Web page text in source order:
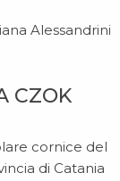
Alessandrini
CZOK
cornice del
di Catania